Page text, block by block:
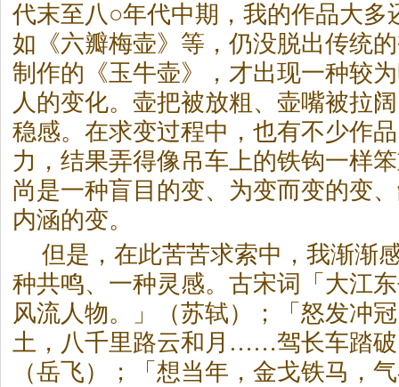
代末至八○年代中期，我的作品大多
如《六瓣梅壶》等，仍没脱出传统
制作的《玉牛壶》，才出现一种较
人的变化。壶把被放粗、壶嘴被拉
稳感。在求变过程中，也有不少作
力，结果弄得像吊车上的铁钩一样
尚是一种盲目的变、为变而变的变
内涵的变。
但是，在此苦苦求索中，我渐渐
种共鸣、一种灵感。古宋词「大江
风流人物。」（苏轼）；「怒发冲
土，八千里路云和月……驾长车踏
（岳飞）；「想当年，金戈铁马，